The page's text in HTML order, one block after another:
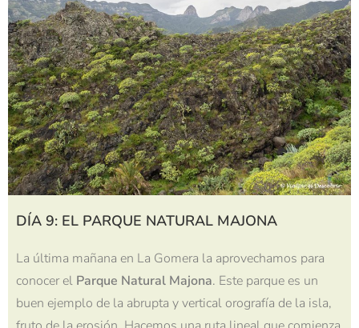
DÍA 9: EL PARQUE NATURAL MAJONA
La última mañana en La Gomera la aprovechamos para
conocer el Parque Natural Majona. Este parque es un
buen ejemplo de la abrupta y vertical orografía de la isla,